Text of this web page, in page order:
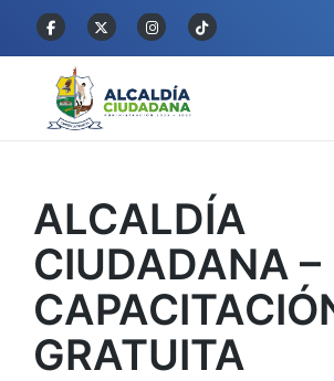
ALCALDÍA
CIUDADANA –
GRATUITA